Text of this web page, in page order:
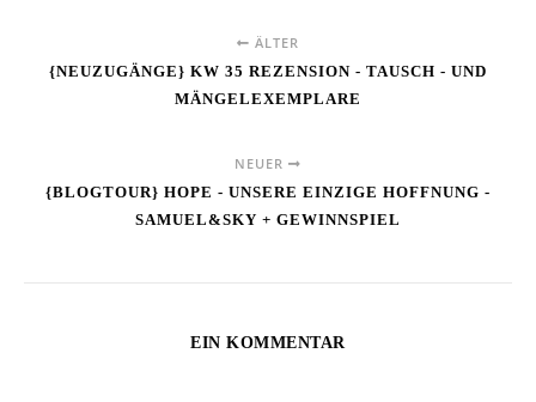
ÄLTER
{NEUZUGÄNGE} KW 35 REZENSION - TAUSCH - UND
MÄNGELEXEMPLARE
NEUER
{BLOGTOUR} HOPE - UNSERE EINZIGE HOFFNUNG -
SAMUEL&SKY + GEWINNSPIEL
EIN KOMMENTAR